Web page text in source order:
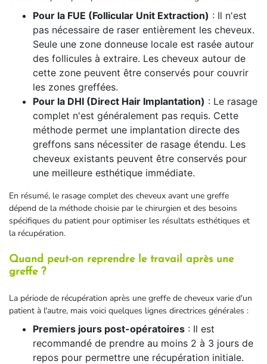
Pour la FUE (Follicular Unit Extraction) : Il n'est
pas nécessaire de raser entièrement les cheveux.
Seule une zone donneuse locale est rasée autour
des follicules à extraire. Les cheveux autour de
cette zone peuvent être conservés pour couvrir
les zones greffées.
Pour la DHI (Direct Hair Implantation) : Le rasage
complet n'est généralement pas requis. Cette
méthode permet une implantation directe des
greffons sans nécessiter de rasage étendu. Les
cheveux existants peuvent être conservés pour
une meilleure esthétique immédiate.
En résumé, le rasage complet des cheveux avant une greffe
dépend de la méthode choisie par le chirurgien et des besoins
spécifiques du patient pour optimiser les résultats esthétiques et
la récupération.
Quand peut-on reprendre le travail après une
greffe ?
La période de récupération après une greffe de cheveux varie d'un
patient à l'autre, mais voici quelques lignes directrices générales :
Premiers jours post-opératoires : Il est
recommandé de prendre au moins 2 à 3 jours de
repos pour permettre une récupération initiale.